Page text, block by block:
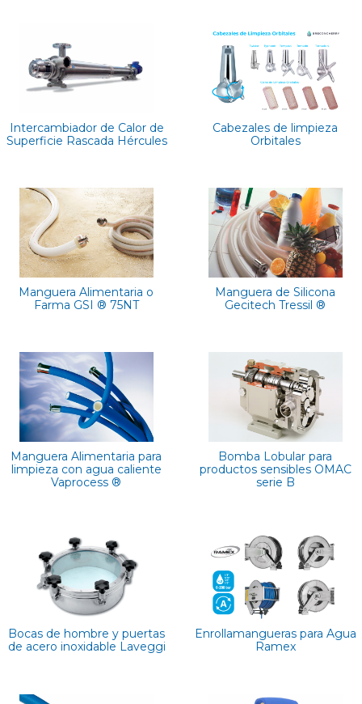
Intercambiador de Calor de
Superficie Rascada Hércules
Cabezales de limpieza
Orbitales
Manguera Alimentaria o
Farma GSI ® 75NT
Manguera de Silicona
Gecitech Tressil ®
Manguera Alimentaria para
limpieza con agua caliente
Vaprocess ®
Bomba Lobular para
productos sensibles OMAC
serie B
Bocas de hombre y puertas
de acero inoxidable Laveggi
Enrollamangueras para Agua
Ramex